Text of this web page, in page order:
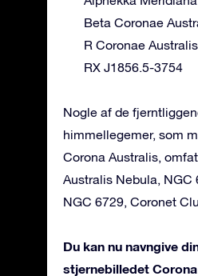
Beta Coronae
R Coronae Australis
RX J1856.5-3754
Nogle af de
himmellegemer, som
Corona Australis,
Australis Nebula, NGC
NGC 6729, Coronet
Du kan nu navngive
stjernebilledet